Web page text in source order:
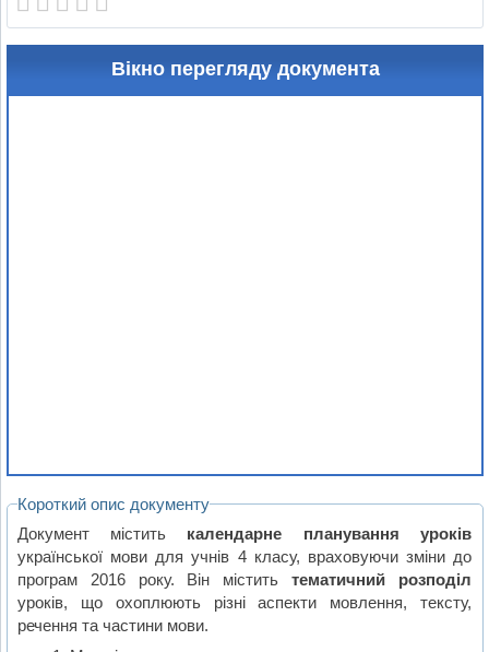
Вікно перегляду документа
Короткий опис документу
Документ містить календарне планування уроків
української мови для учнів 4 класу, враховуючи зміни до
програм 2016 року. Він міститьтематичний розподіл
уроків, що охоплюють різні аспекти мовлення, тексту,
речення та частини мови.